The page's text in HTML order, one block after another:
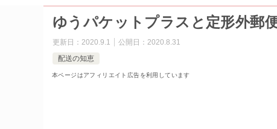
ゆうパケットプラスと定形外郵
更新日： 2020.9.1 公開日： 2020.8.31
配送の知恵
本ページはアフィリエイト広告を利用しています